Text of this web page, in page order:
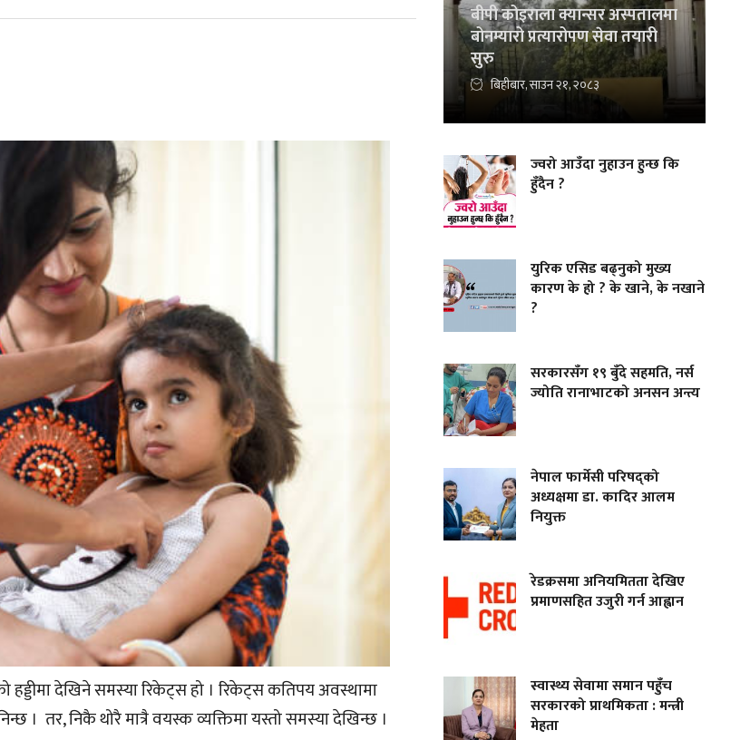
हड्डीमा देखिने समस्या रिकेट्स हो । रिकेट्स कतिपय अवस्थामा
। तर, निकै थोरै मात्रै वयस्क व्यक्तिमा यस्तो समस्या देखिन्छ ।
बीपी कोइराला क्यान्सर अस्पतालमा
बोनम्यारो प्रत्यारोपण सेवा तयारी
सुरु
बिहीबार, साउन २१, २०८३
ज्वरो आउँदा नुहाउन हुन्छ कि
हुँदैन ?
युरिक एसिड बढ्नुको मुख्य
कारण के हो ? के खाने, के नखाने
?
सरकारसँग १९ बुँदे सहमति, नर्स
ज्योति रानाभाटको अनसन अन्त्य
नेपाल फार्मेसी परिषद्को
अध्यक्षमा डा. कादिर आलम
नियुक्त
रेडक्रसमा अनियमितता देखिए
प्रमाणसहित उजुरी गर्न आह्वान
स्वास्थ्य सेवामा समान पहुँच
सरकारको प्राथमिकता : मन्त्री
मेहता